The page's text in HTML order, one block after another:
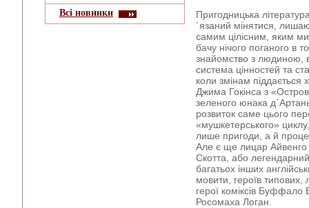
Всі новинки
Пригодницька
´язаний мінятися,
самим цілісним, яким
бачу нічого поганого в
знайомство з людиною,
система цінностей та
коли змінам піддається
Джима Гокінса з
зеленого юнака
розвиток саме цього
«мушкетерського»
лише пригоди, а й
Але є ще лицар
Скотта, або
багатьох інших
мовити, героїв
герої коміксів
Росомаха Логан.